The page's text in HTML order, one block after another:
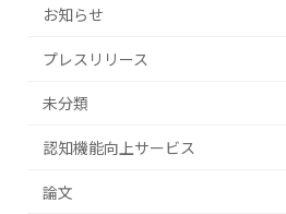
お知らせ
プレスリリース
未分類
認知機能向上サービス
論文